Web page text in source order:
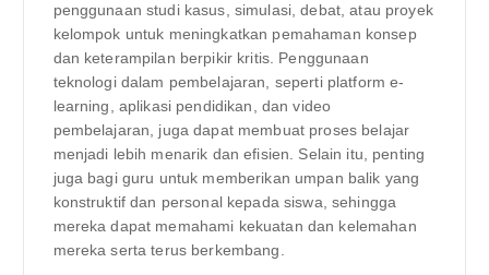
penggunaan studi kasus, simulasi, debat, atau proyek
kelompok untuk meningkatkan pemahaman konsep
dan keterampilan berpikir kritis. Penggunaan
teknologi dalam pembelajaran, seperti platform e-
learning, aplikasi pendidikan, dan video
pembelajaran, juga dapat membuat proses belajar
menjadi lebih menarik dan efisien. Selain itu, penting
juga bagi guru untuk memberikan umpan balik yang
konstruktif dan personal kepada siswa, sehingga
mereka dapat memahami kekuatan dan kelemahan
mereka serta terus berkembang.